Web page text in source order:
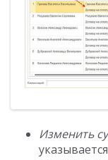
Изменить